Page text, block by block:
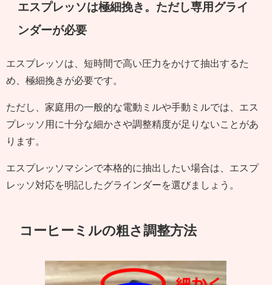
エスプレッソは極細挽き。ただし専用グライ
ンダーが必要
エスプレッソは、短時間で高い圧力をかけて抽出するた
め、極細挽きが必要です。
ただし、家庭用の一般的な電動ミルや手動ミルでは、エス
プレッソ用に十分な細かさや調整精度が足りないことがあ
ります。
エスプレッソマシンで本格的に抽出したい場合は、エスプ
レッソ対応を明記したグラインダーを選びましょう。
コーヒーミルの粗さ調整方法